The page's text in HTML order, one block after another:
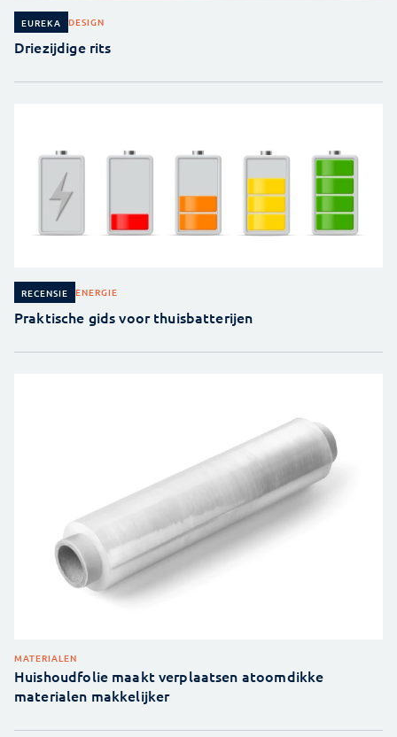
EUREKA DESIGN
Driezijdige rits
RECENSIE ENERGIE
Praktische gids voor thuisbatterijen
MATERIALEN
Huishoudfolie maakt verplaatsen atoomdikke
materialen makkelijker